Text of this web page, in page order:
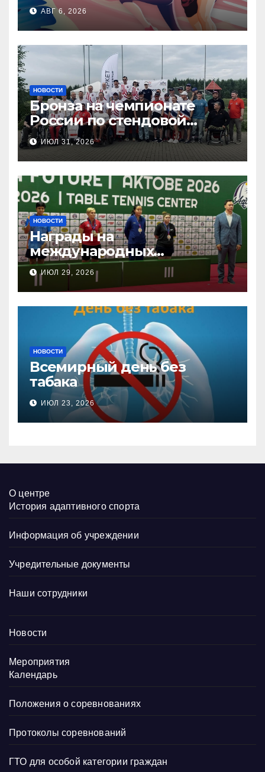
АВГ 6, 2026
НОВОСТИ
Бронза на чемпионате
России по стендовой
стрельбе
ИЮЛ 31, 2026
НОВОСТИ
Награды на
международных
соревнованиях
настольного тенниса ПОДА
ИЮЛ 29, 2026
НОВОСТИ
Всемирный день без
табака
ИЮЛ 23, 2026
О центре
История адаптивного спорта
Информация об учреждении
Учредительные документы
Наши сотрудники
Новости
Мероприятия
Календарь
Положения о соревнованиях
Протоколы соревнований
ГТО для особой категории граждан